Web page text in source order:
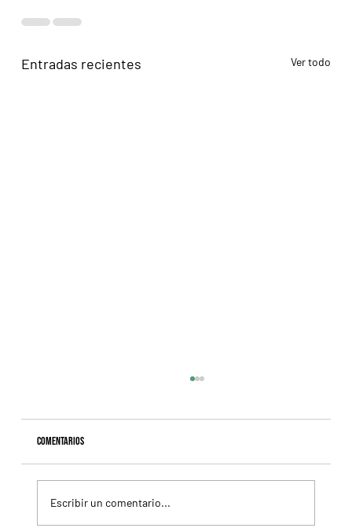
Entradas recientes Ver todo
Comentarios
Escribir un comentario...